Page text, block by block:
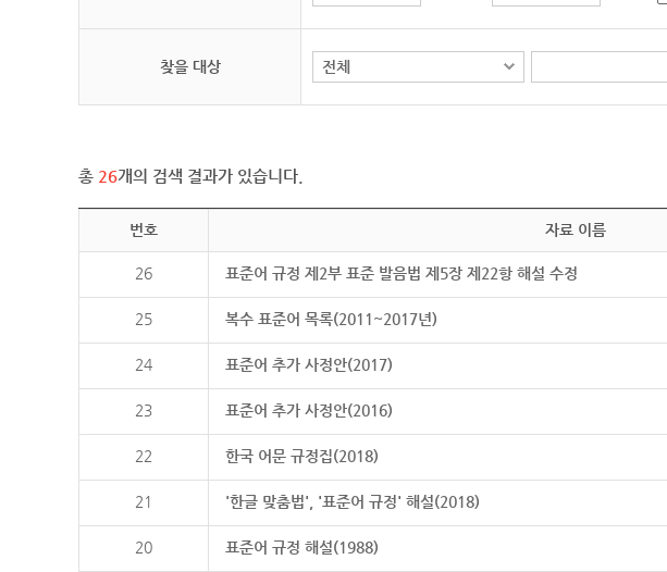
찾을 대상
총 26개의 검색 결과가 있습니다.
번호 자료 이름
26 표준어 규정 제2부 표준 발음법 제5장 제22항 해설 수정
25 복수 표준어 목록(2011~2017년)
24 표준어 추가 사정안(2017)
23 표준어 추가 사정안(2016)
22 한국 어문 규정집(2018)
21 '한글 맞춤법', '표준어 규정' 해설(2018)
20 표준어 규정 해설(1988)